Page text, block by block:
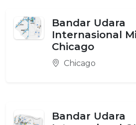
Bandar Udara
Internasional
Chicago
Chicago
Bandar Udara